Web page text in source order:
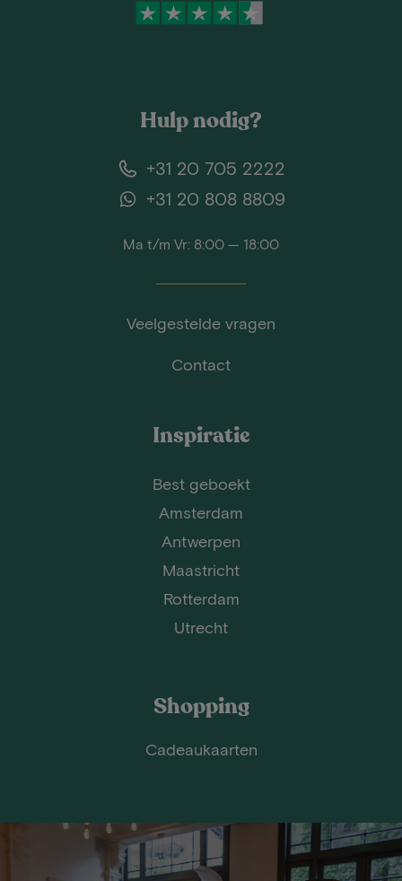
Hulp nodig?
+31 20 705 2222
+31 20 808 8809
Ma t/m Vr: 8:00 — 18:00
Veelgestelde vragen
Contact
Inspiratie
Best geboekt
Amsterdam
Antwerpen
Maastricht
Rotterdam
Utrecht
Shopping
Cadeaukaarten